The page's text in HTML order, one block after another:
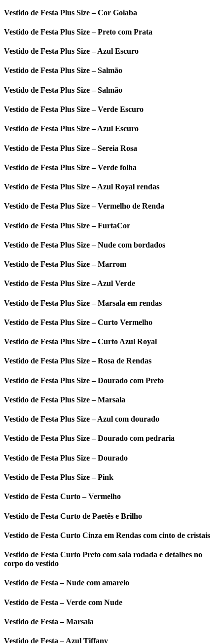
Vestido de Festa Plus Size – Cor Goiaba
Vestido de Festa Plus Size – Preto com Prata
Vestido de Festa Plus Size – Azul Escuro
Vestido de Festa Plus Size – Salmão
Vestido de Festa Plus Size – Salmão
Vestido de Festa Plus Size – Verde Escuro
Vestido de Festa Plus Size – Azul Escuro
Vestido de Festa Plus Size – Sereia Rosa
Vestido de Festa Plus Size – Verde folha
Vestido de Festa Plus Size – Azul Royal rendas
Vestido de Festa Plus Size – Vermelho de Renda
Vestido de Festa Plus Size – FurtaCor
Vestido de Festa Plus Size – Nude com bordados
Vestido de Festa Plus Size – Marrom
Vestido de Festa Plus Size – Azul Verde
Vestido de Festa Plus Size – Marsala em rendas
Vestido de Festa Plus Size – Curto Vermelho
Vestido de Festa Plus Size – Curto Azul Royal
Vestido de Festa Plus Size – Rosa de Rendas
Vestido de Festa Plus Size – Dourado com Preto
Vestido de Festa Plus Size – Marsala
Vestido de Festa Plus Size – Azul com dourado
Vestido de Festa Plus Size – Dourado com pedraria
Vestido de Festa Plus Size – Dourado
Vestido de Festa Plus Size – Pink
Vestido de Festa Curto – Vermelho
Vestido de Festa Curto de Paetês e Brilho
Vestido de Festa Curto Cinza em Rendas com cinto de cristais
Vestido de Festa Curto Preto com saia rodada e detalhes no
corpo do vestido
Vestido de Festa – Nude com amarelo
Vestido de Festa – Verde com Nude
Vestido de Festa – Marsala
Vestido de Festa – Azul Tiffany